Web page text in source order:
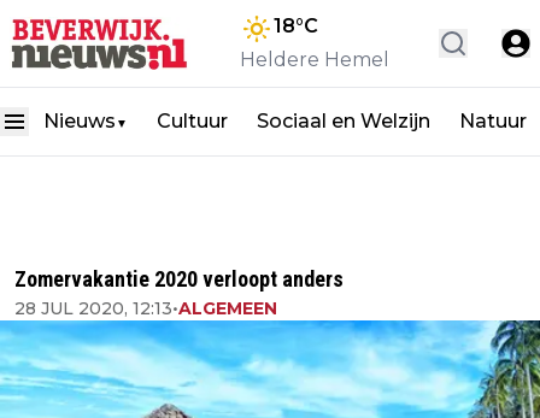
18°C
Heldere Hemel
Nieuws ▼ Cultuur Sociaal en Welzijn Natuur
Zomervakantie 2020 verloopt anders
28 JUL 2020, 12:13•ALGEMEEN